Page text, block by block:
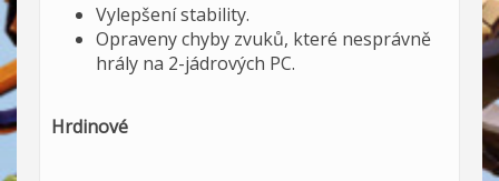
Vylepšení stability.
Opraveny chyby zvuků, které nesprávně
hrály na 2-jádrových PC.
Hrdinové